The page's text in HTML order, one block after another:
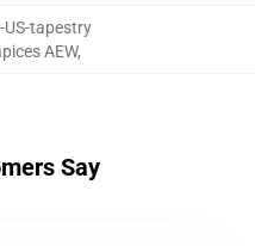
tapestry
AEW,
Say